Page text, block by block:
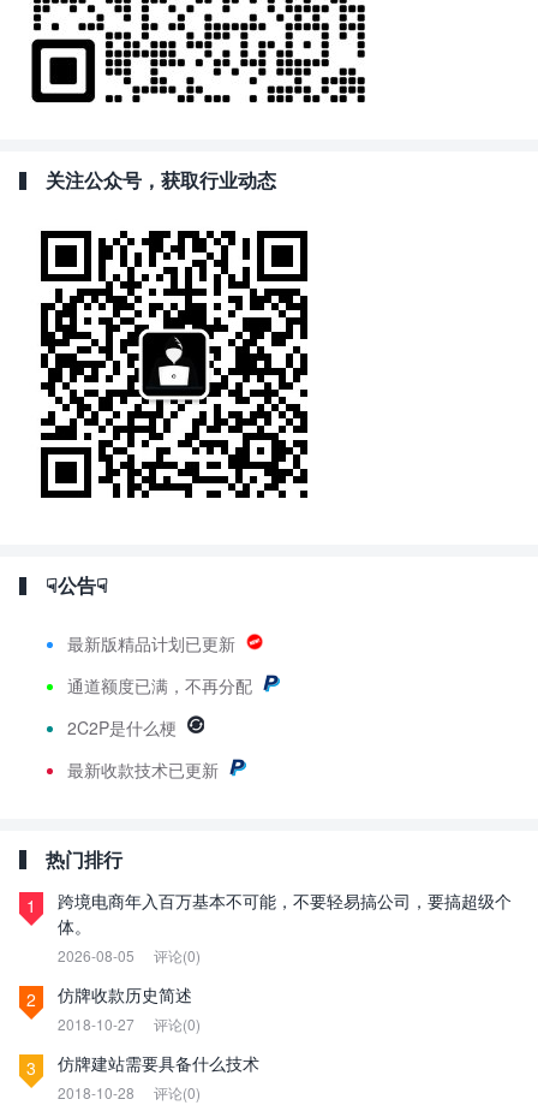
关注公众号，获取行业动态
☟公告☟
最新版精品计划已更新
通道额度已满，不再分配
2C2P是什么梗
最新收款技术已更新
热门排行
1
跨境电商年入百万基本不可能，不要轻易搞公司，要搞超级个
体。
2026-08-05 评论(0)
2 仿牌收款历史简述
2018-10-27 评论(0)
3 仿牌建站需要具备什么技术
2018-10-28 评论(0)